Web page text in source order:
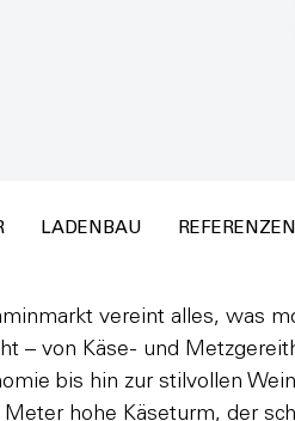
LADENBAU REFERENZEN
vereint alles, was
– von Käse- und
bis hin zur stilvollen
hohe Käseturm, der